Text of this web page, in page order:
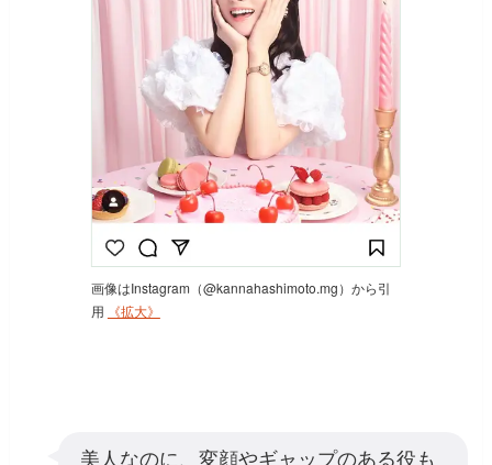
画像はInstagram（@kannahashimoto.mg）から引
用
《拡大》
美人なのに、変顔やギャップのある役も